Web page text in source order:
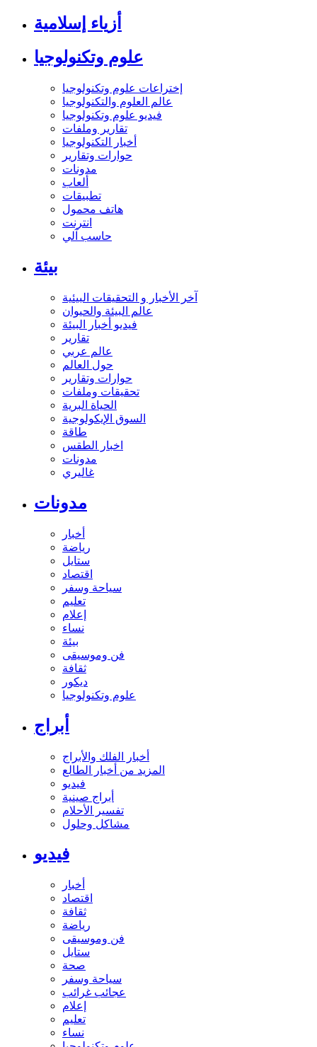
أزياء إسلامية
علوم وتكنولوجيا
إختراعات علوم وتكنولوجيا
عالم العلوم والتكنولوجيا
فيديو علوم وتكنولوجيا
تقارير وملفات
أخبار التكنولوجيا
حوارات وتقارير
مدونات
ألعاب
تطبيقات
هاتف محمول
انترنت
حاسب آلي
بيئة
آخر الأخبار و التحقيقات البيئية
عالم البيئة والحيوان
فيديو أخبار البيئة
تقارير
عالم عربي
حول العالم
حوارات وتقارير
تحقيقات وملفات
الحياة البرية
السوق الإيكولوجية
طاقة
اخبار الطقس
مدونات
غاليري
مدونات
أخبار
رياضة
ستايل
اقتصاد
سياحة وسفر
تعليم
إعلام
نساء
بيئة
فن وموسيقى
ثقافة
ديكور
علوم وتكنولوجيا
أبراج
أخبار الفلك والأبراج
المزيد من أخبار الطالع
فيديو
أبراج صينية
تفسير الأحلام
مشاكل وحلول
فيديو
أخبار
اقتصاد
ثقافة
رياضة
فن وموسيقى
ستايل
صحة
سياحة وسفر
عجائب غرائب
إعلام
تعليم
نساء